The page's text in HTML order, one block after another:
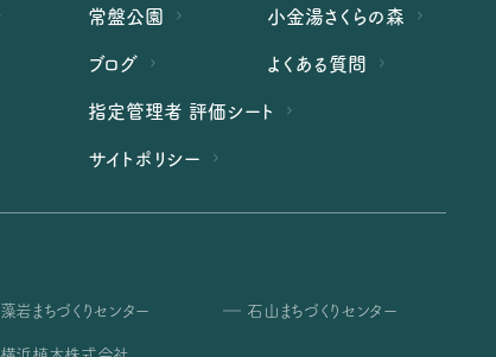
常盤公園
小金湯さくらの森
ブログ
よくある質問
指定管理者 評価シート
サイトポリシー
藻岩まちづくりセンター
石山まちづくりセンター